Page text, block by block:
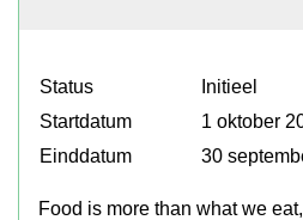
Status
Initieel
Startdatum
1 oktober
Einddatum
30
Food is more than what we